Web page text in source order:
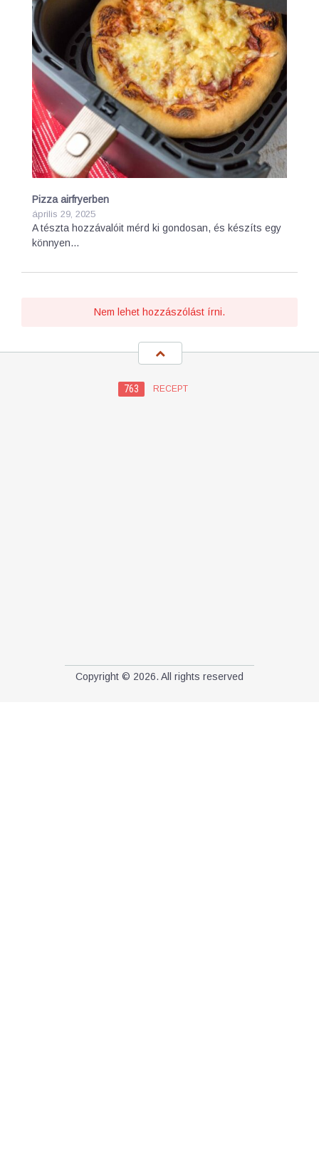
Pizza airfryerben
április 29, 2025
A tészta hozzávalóit mérd ki gondosan, és készíts egy
könnyen…
Nem lehet hozzászólást írni.
763 RECEPT
Copyright © 2026. All rights reserved